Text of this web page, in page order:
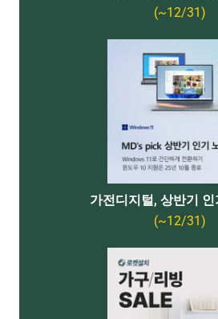
(~12/31)
가전디지털, 상반기
(~12/31)